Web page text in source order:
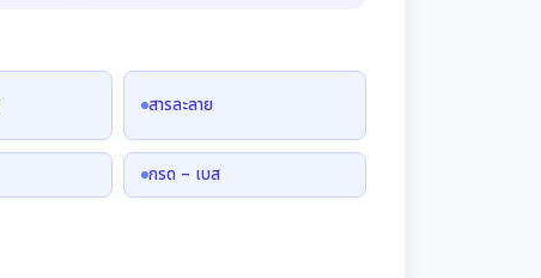
สารละลาย
กรด – เบส